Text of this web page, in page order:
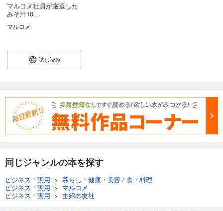
マルコメ社員が厳選した
みそ汁10...
マルコメ
試し読み
同じジャンルの本を探す
ビジネス・実用 > 暮らし・健康・美容 / 食・料理
ビジネス・実用 > マルコメ
ビジネス・実用 > 主婦の友社